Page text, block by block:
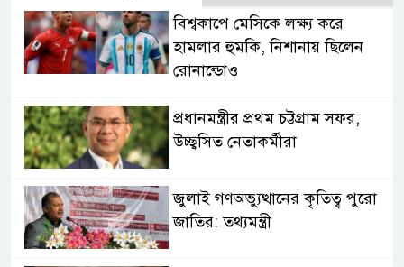
বিশ্বকাপে মেসিকে লক্ষ্য করে
হামলার হুমকি, নিশানায় ছিলেন
রোনাল্ডোও
প্রধানমন্ত্রীর প্রথম চট্টগ্রাম সফর,
উচ্ছ্বসিত নেতাকর্মীরা
জুলাই গণঅভ্যুত্থানের কৃতিত্ব পুরো
জাতির: তথ্যমন্ত্রী